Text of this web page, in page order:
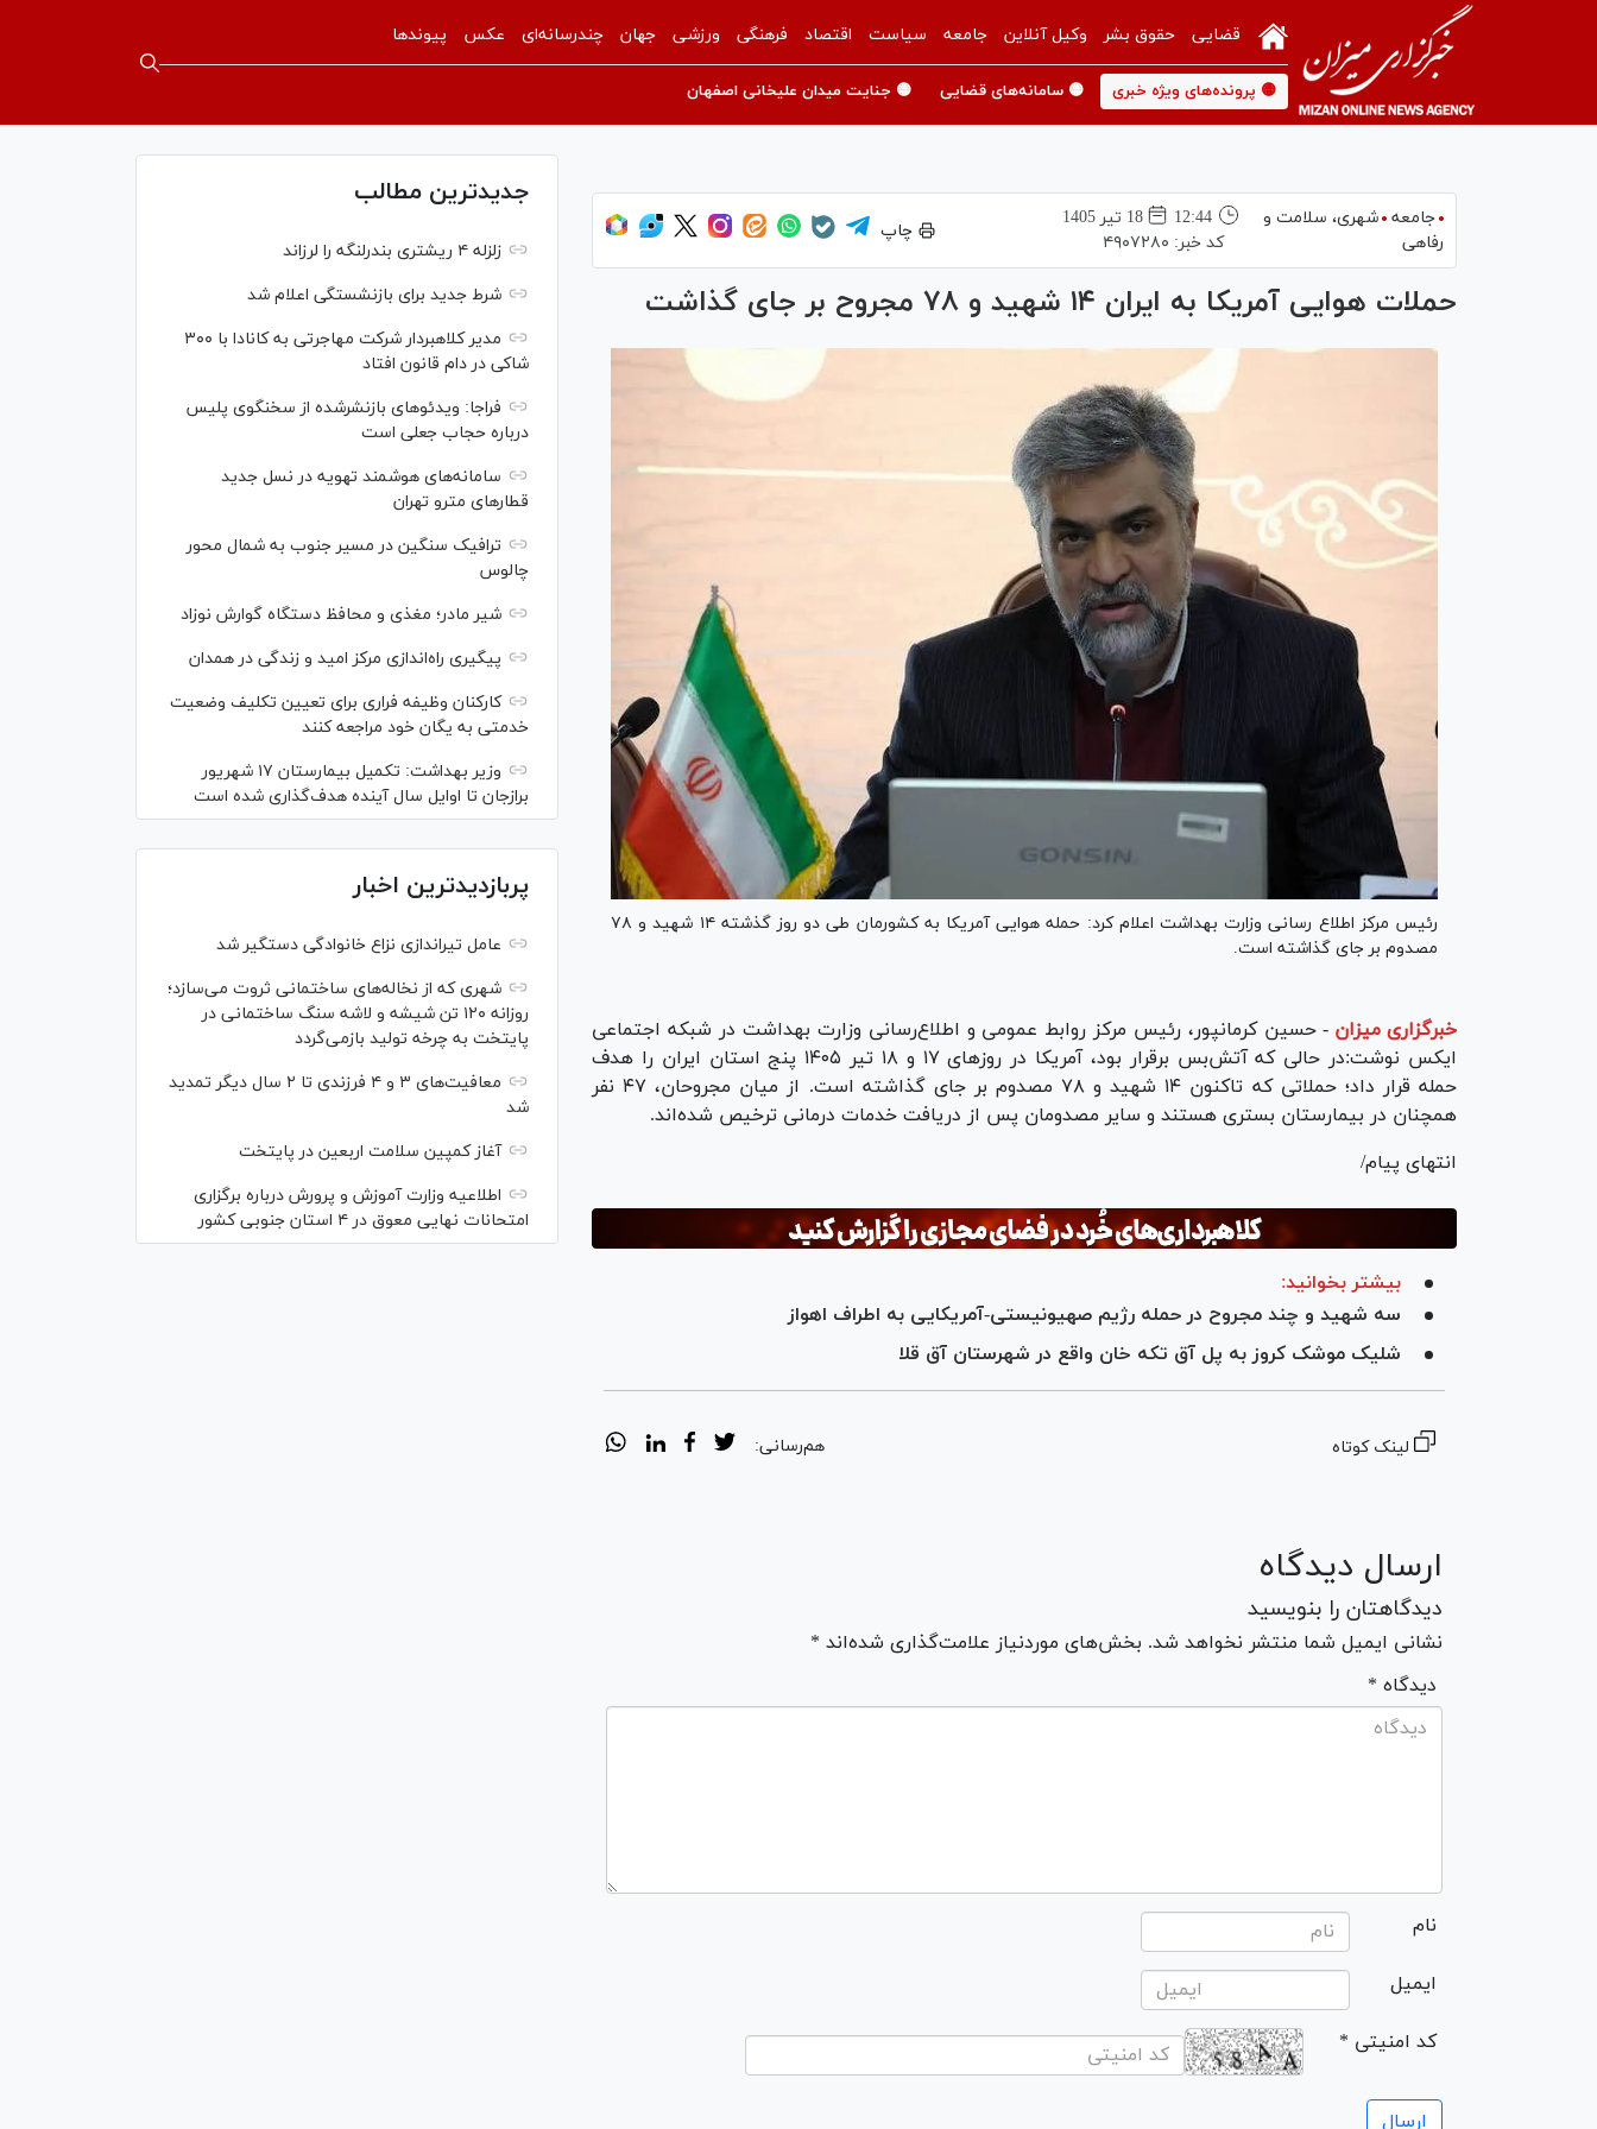
قضایی حقوق بشر وکیل آنلاین جامعه سیاست اقتصاد فرهنگی ورزشی جهان چندرسانه‌ای عکس پیوندها
🟡 پرونده‌های ویژه خبری 🟡 سامانه‌های قضایی 🟡 جنایت میدان علیخانی اصفهان
جامعه شهری،‌ سلامت و
رفاهی
12:44
18 تير 1405
کد خبر: ۴۹۰۷۲۸۰
چاپ
حملات هوایی آمریکا به ایران ۱۴ شهید و ۷۸ مجروح بر جای گذاشت
رئیس مرکز اطلاع رسانی وزارت بهداشت اعلام کرد: حمله هوایی آمریکا به کشورمان طی دو روز گذشته ۱۴ شهید و ۷۸
مصدوم بر جای گذاشته است.
خبرگزاری میزان - حسین کرمانپور، رئیس مرکز روابط عمومی و اطلاع‌رسانی وزارت بهداشت در شبکه اجتماعی
ایکس نوشت:‌در حالی که آتش‌بس برقرار بود، آمریکا در روز‌های ۱۷ و ۱۸ تیر ۱۴۰۵ پنج استان ایران را هدف
حمله قرار داد؛ حملاتی که تاکنون ۱۴ شهید و ۷۸ مصدوم بر جای گذاشته است. از میان مجروحان، ۴۷ نفر
همچنان در بیمارستان بستری هستند و سایر مصدومان پس از دریافت خدمات درمانی ترخیص شده‌اند.
انتهای پیام/
بیشتر بخوانید:
سه شهید و چند مجروح در حمله رژیم صهیونیستی-آمریکایی به اطراف اهواز
شلیک موشک کروز به پل آق تکه خان واقع در شهرستان آق قلا
لینک کوتاه هم‌رسانی:
ارسال دیدگاه
دیدگاهتان را بنویسید
نشانی ایمیل شما منتشر نخواهد شد. بخش‌های موردنیاز علامت‌گذاری شده‌اند *
* دیدگاه
نام
ایمیل
* کد امنیتی
جدیدترین مطالب
زلزله ۴ ریشتری بندرلنگه را لرزاند
شرط جدید برای بازنشستگی اعلام شد
مدیر کلاهبردار شرکت مهاجرتی به کانادا با ۳۰۰
شاکی در دام قانون افتاد
فراجا: ویدئو‌های بازنشرشده از سخنگوی پلیس
درباره حجاب جعلی است
سامانه‌های هوشمند تهویه در نسل جدید
قطار‌های مترو تهران
ترافیک سنگین در مسیر جنوب به شمال محور
چالوس
شیر مادر؛ مغذی و محافظ دستگاه گوارش نوزاد
پیگیری راه‌اندازی مرکز امید و زندگی در همدان
کارکنان وظیفه فراری برای تعیین تکلیف وضعیت
خدمتی به یگان خود مراجعه کنند
وزیر بهداشت: تکمیل بیمارستان ۱۷ شهریور
برازجان تا اوایل سال آینده هدف‌گذاری شده است
پربازدیدترین اخبار
عامل تیراندازی نزاع خانوادگی دستگیر شد
شهری که از نخاله‌های ساختمانی ثروت می‌سازد؛
روزانه ۱۲۰ تن شیشه و لاشه سنگ ساختمانی در
پایتخت به چرخه تولید بازمی‌گردد
معافیت‌های ۳ و ۴ فرزندی تا ۲ سال دیگر تمدید
شد
آغاز کمپین سلامت اربعین در پایتخت
اطلاعیه وزارت آموزش و پرورش درباره برگزاری
امتحانات نهایی معوق در ۴ استان جنوبی کشور